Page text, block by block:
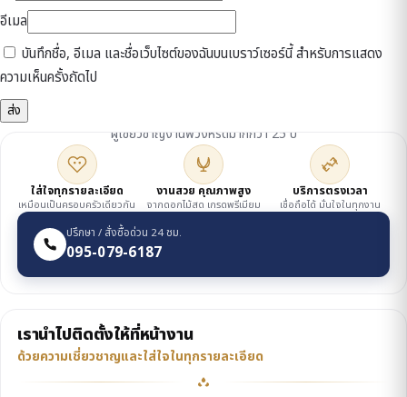
อีเมล
บันทึกชื่อ, อีเมล และชื่อเว็บไซต์ของฉันบนเบราว์เซอร์นี้ สำหรับการแสดง
ความเห็นครั้งถัดไป
ผู้เชี่ยวชาญงานพวงหรีดมากกว่า 25 ปี
ใส่ใจทุกรายละเอียด
เหมือนเป็นครอบครัวเดียวกัน
งานสวย คุณภาพสูง
จากดอกไม้สด เกรดพรีเมียม
บริการตรงเวลา
เชื่อถือได้ มั่นใจในทุกงาน
ปรึกษา / สั่งซื้อด่วน 24 ชม.
095-079-6187
เรานำไปติดตั้งให้ที่หน้างาน
ด้วยความเชี่ยวชาญและใส่ใจในทุกรายละเอียด